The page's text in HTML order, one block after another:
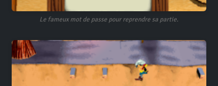
Le fameux mot de passe pour reprendre sa partie.